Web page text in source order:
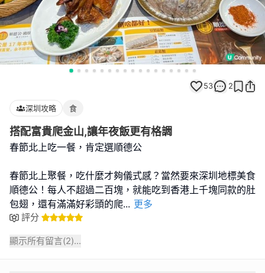
53 2
深圳攻略 食
搭配富貴爬金山,讓年夜飯更有格調
春節北上吃一餐，肯定選順德公
春節北上聚餐，吃什麼才夠儀式感？當然要來深圳地標美食
順德公！每人不超過二百塊，就能吃到香港上千塊同款的肚
包翅，還有滿滿好彩頭的爬... 更多
評分
顯示所有留言(2)...